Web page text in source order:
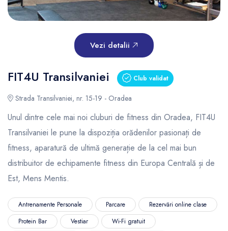
Vezi detalii
FIT4U Transilvaniei Club validat
Strada Transilvaniei, nr. 15-19 - Oradea
Unul dintre cele mai noi cluburi de fitness din Oradea, FIT4U
Transilvaniei le pune la dispoziția orădenilor pasionați de
fitness, aparatură de ultimă generație de la cel mai bun
distribuitor de echipamente fitness din Europa Centrală și de
Est, Mens Mentis.
Antrenamente Personale Parcare
Rezervări online clase
Protein Bar
Vestiar
Wi-Fi gratuit